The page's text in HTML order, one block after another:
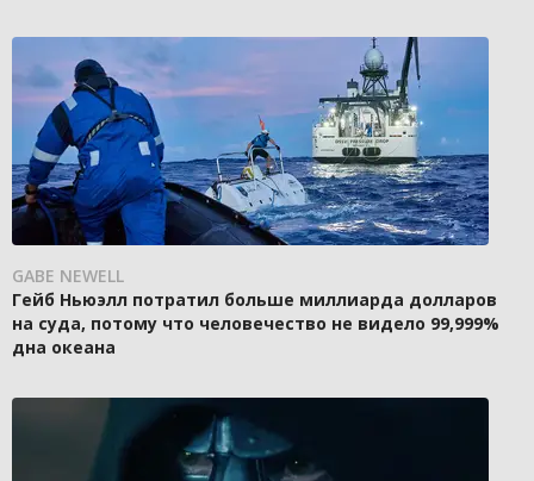
GABE NEWELL
Гейб Ньюэлл потратил больше миллиарда долларов
на суда, потому что человечество не видело 99,999%
дна океана